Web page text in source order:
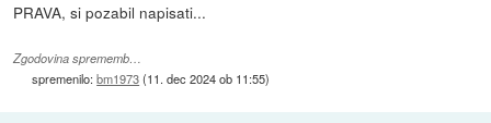
PRAVA, si pozabil napisati...
Zgodovina sprememb…
spremenilo:bm1973(11. dec 2024 ob 11:55)